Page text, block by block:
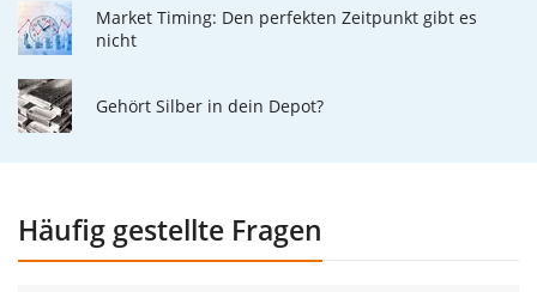
Market Timing: Den perfekten Zeitpunkt gibt es
nicht
Gehört Silber in dein Depot?
Häufig gestellte Fragen